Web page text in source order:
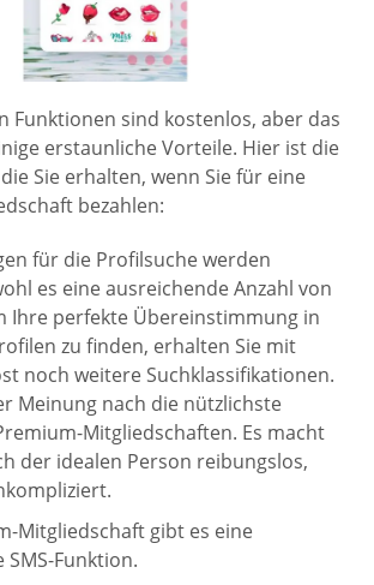
Funktionen sind kostenlos, aber das
erstaunliche Vorteile. Hier ist die
Sie erhalten, wenn Sie für eine
bezahlen:
für die Profilsuche werden
es eine ausreichende Anzahl von
Ihre perfekte Übereinstimmung in
zu finden, erhalten Sie mit
noch weitere Suchklassifikationen.
Meinung nach die nützlichste
Mitgliedschaften. Es macht
der idealen Person reibungslos,
Mitgliedschaft gibt es eine
Funktion.